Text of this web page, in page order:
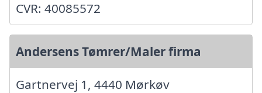
CVR: 40085572
Andersens Tømrer/Maler firma
Gartnervej 1, 4440 Mørkøv